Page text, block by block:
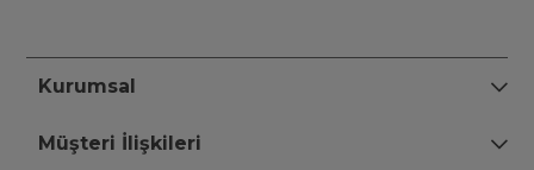
Kurumsal
Müşteri İlişkileri